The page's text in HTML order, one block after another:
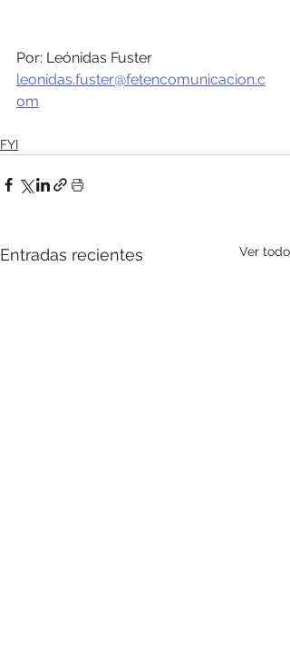
Por: Leónidas Fuster
leonidas.fuster@fetencomunicacion.c
om
FYI
Entradas recientes Ver todo